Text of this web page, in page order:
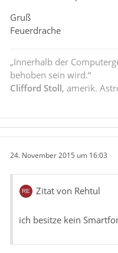
Gruß
Feuerdrache
„Innerhalb der
behoben sein wird.“
Clifford Stoll, amerik.
24. November 2015 um 16:03
Zitat von Rehtul
ich besitze kein